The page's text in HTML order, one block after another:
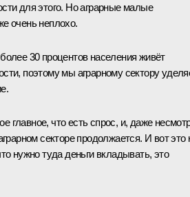
для этого. Но аграрные малые
очень неплохо.
30 процентов населения живёт
поэтому мы аграрному сектору
главное, что есть спрос, и, даже
секторе продолжается. И вот это
нужно туда деньги вкладывать, это